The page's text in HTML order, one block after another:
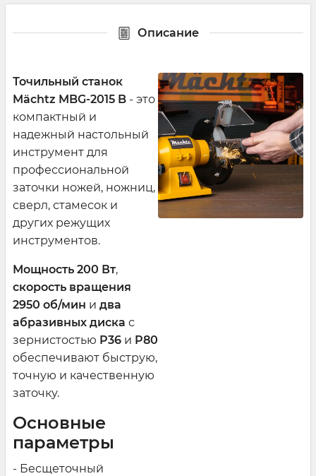
Описание
Точильный станок
Mächtz MBG-2015 B - это
компактный и
надежный настольный
инструмент для
профессиональной
заточки ножей, ножниц,
сверл, стамесок и
других режущих
инструментов.
Мощность 200 Вт,
скорость вращения
2950 об/мин и два
абразивных диска с
зернистостью P36 и P80
обеспечивают быструю,
точную и качественную
заточку.
Основные
параметры
- Бесщеточный